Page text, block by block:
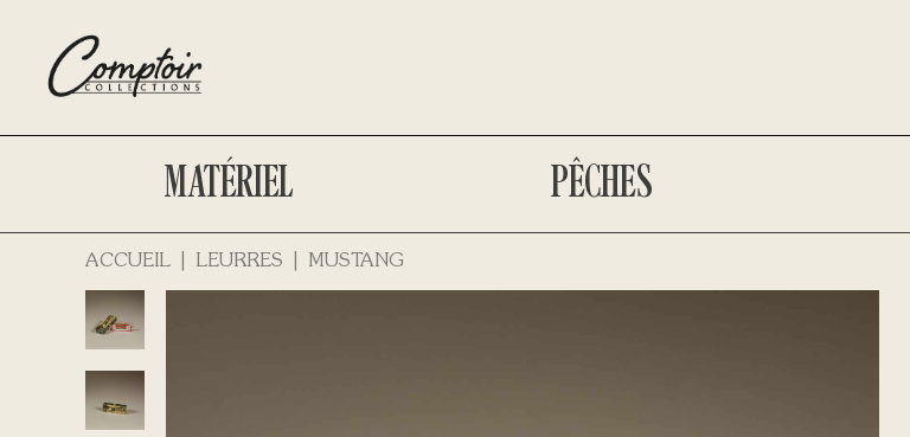
MATÉRIEL PÊCHES
ACCUEIL LEURRES MUSTANG